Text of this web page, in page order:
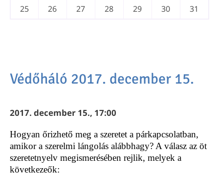
25
26 27 28 29 30 31
Védőháló 2017. december 15.
2017. december 15., 17:00
Hogyan őrizhető meg a szeretet a párkapcsolatban,
amikor a szerelmi lángolás alábbhagy? A válasz az öt
szeretetnyelv megismerésében rejlik, melyek a
következeők: